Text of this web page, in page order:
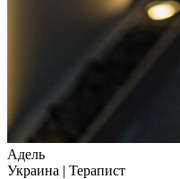
Адель
Украина | Терапист